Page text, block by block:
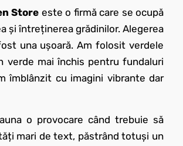
Store este o firmă care se ocupă
și întreținerea grădinilor. Alegerea
una ușoară. Am folosit verdele
verde mai închis pentru fundaluri
îmblânzit cu imagini vibrante dar
o provocare când trebuie să
mari de text, păstrând totuși un